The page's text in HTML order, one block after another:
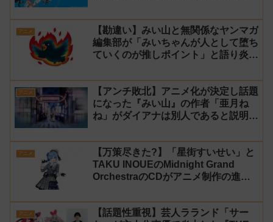
アニメ
【勘違い】みい山と無関係なヤンマガ
編集部が「みいちゃんが人として堕ち
ていくのが推しポイント」と語り炎上
ス】
アニメ
【アンチ敗北】アニメ化が決定し話題
になった『みい山』の作者「亜月ね
ね」がダイアナは別人であると説明し
アニメ
【万策尽きた?】「星街すいせい」と
TAKU INOUEのMidnight Grand
OrchestraのCDがアニメ制作の進行
アニメ
【話題性重視】芸人ラランド「サー